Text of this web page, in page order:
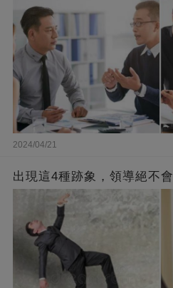
2024/04/21
出現這4種跡象，領導絕不